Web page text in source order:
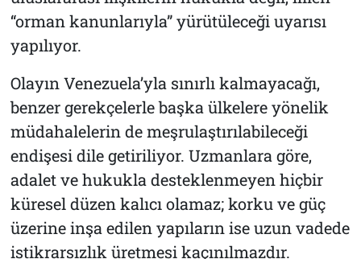
“orman kanunlarıyla” yürütüleceği uyarısı
yapılıyor.
Olayın Venezuela’yla sınırlı kalmayacağı,
benzer gerekçelerle başka ülkelere yönelik
müdahalelerin de meşrulaştırılabileceği
endişesi dile getiriliyor. Uzmanlara göre,
adalet ve hukukla desteklenmeyen hiçbir
küresel düzen kalıcı olamaz; korku ve güç
üzerine inşa edilen yapıların ise uzun vadede
istikrarsızlık üretmesi kaçınılmazdır.